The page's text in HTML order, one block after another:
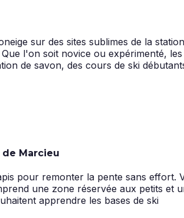
sur des sites sublimes de la
l'on soit novice ou expérimenté,
de savon, des cours de ski
Marcieu
pour remonter la pente sans
une zone réservée aux petits et
apprendre les bases de ski